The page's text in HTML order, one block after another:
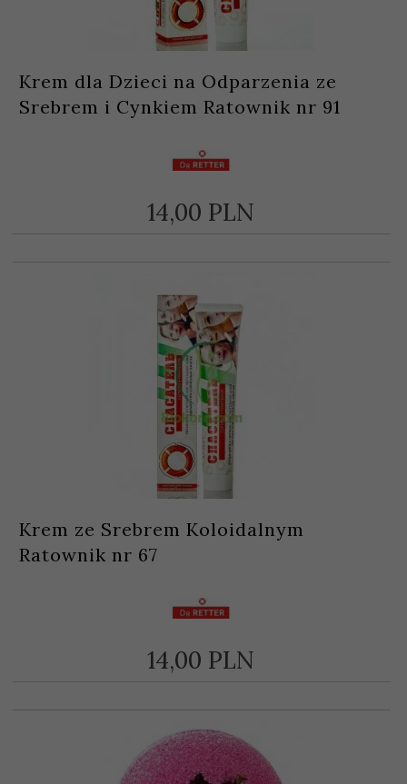
Krem dla Dzieci na Odparzenia ze
Srebrem i Cynkiem Ratownik nr 91
14,00 PLN
Krem ze Srebrem Koloidalnym
Ratownik nr 67
14,00 PLN